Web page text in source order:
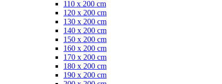
110 x 200 cm
120 x 200 cm
130 x 200 cm
140 x 200 cm
150 x 200 cm
160 x 200 cm
170 x 200 cm
180 x 200 cm
190 x 200 cm